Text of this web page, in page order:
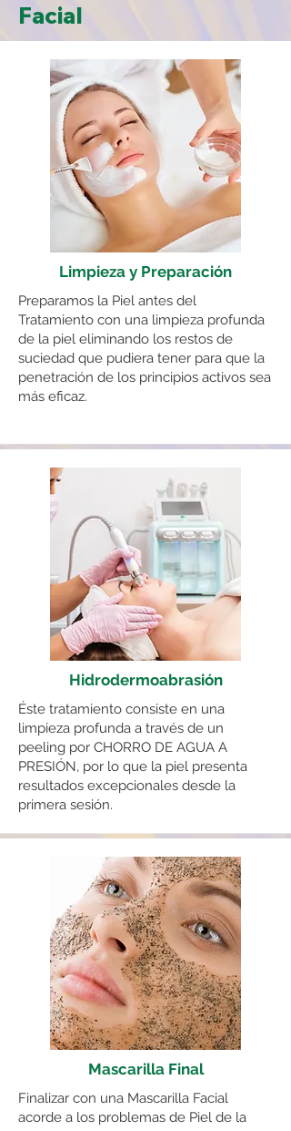
Facial
Limpieza y Preparación
Preparamos la Piel antes del
Tratamiento con una limpieza profunda
de la piel eliminando los restos de
suciedad que pudiera tener para que la
penetración de los principios activos sea
más eficaz.
Hidrodermoabrasión
Éste tratamiento consiste en una
limpieza profunda a través de un
peeling por CHORRO DE AGUA A
PRESIÓN, por lo que la piel presenta
resultados excepcionales desde la
primera sesión.
Mascarilla Final
Finalizar con una Mascarilla Facial
acorde a los problemas de Piel de la